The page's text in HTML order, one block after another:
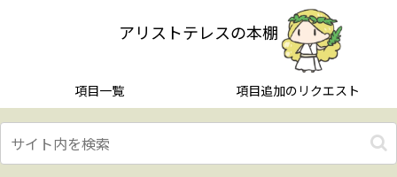
アリストテレスの本棚
項目一覧 項目追加のリクエスト